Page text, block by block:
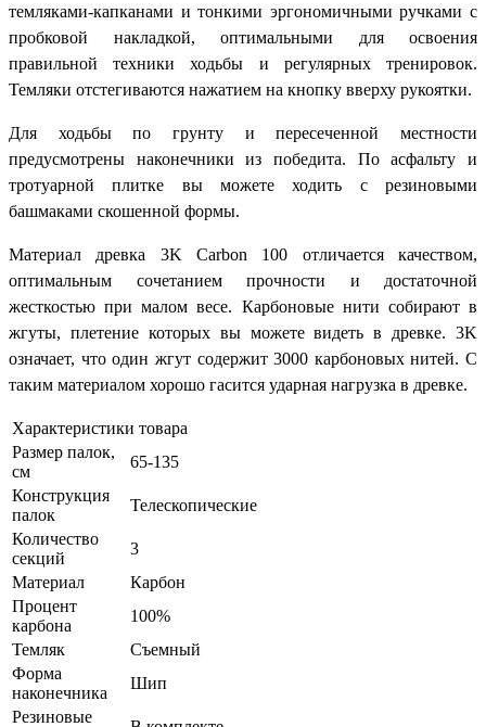
темляками-капканами и тонкими эргономичными ручками с
пробковой накладкой, оптимальными для освоения
правильной техники ходьбы и регулярных тренировок.
Темляки отстегиваются нажатием на кнопку вверху рукоятки.
Для ходьбы по грунту и пересеченной местности
предусмотрены наконечники из победита. По асфальту и
тротуарной плитке вы можете ходить с резиновыми
башмаками скошенной формы.
Материал древка 3K Carbon 100 отличается качеством,
оптимальным сочетанием прочности и достаточной
жесткостью при малом весе. Карбоновые нити собирают в
жгуты, плетение которых вы можете видеть в древке. 3K
означает, что один жгут содержит 3000 карбоновых нитей. С
таким материалом хорошо гасится ударная нагрузка в древке.
Характеристики товара
Размер палок,
см
65-135
Конструкция
палок
Телескопические
Количество
секций
3
Материал
Карбон
Процент
карбона
100%
Темляк
Съемный
Форма
наконечника
Шип
Резиновые